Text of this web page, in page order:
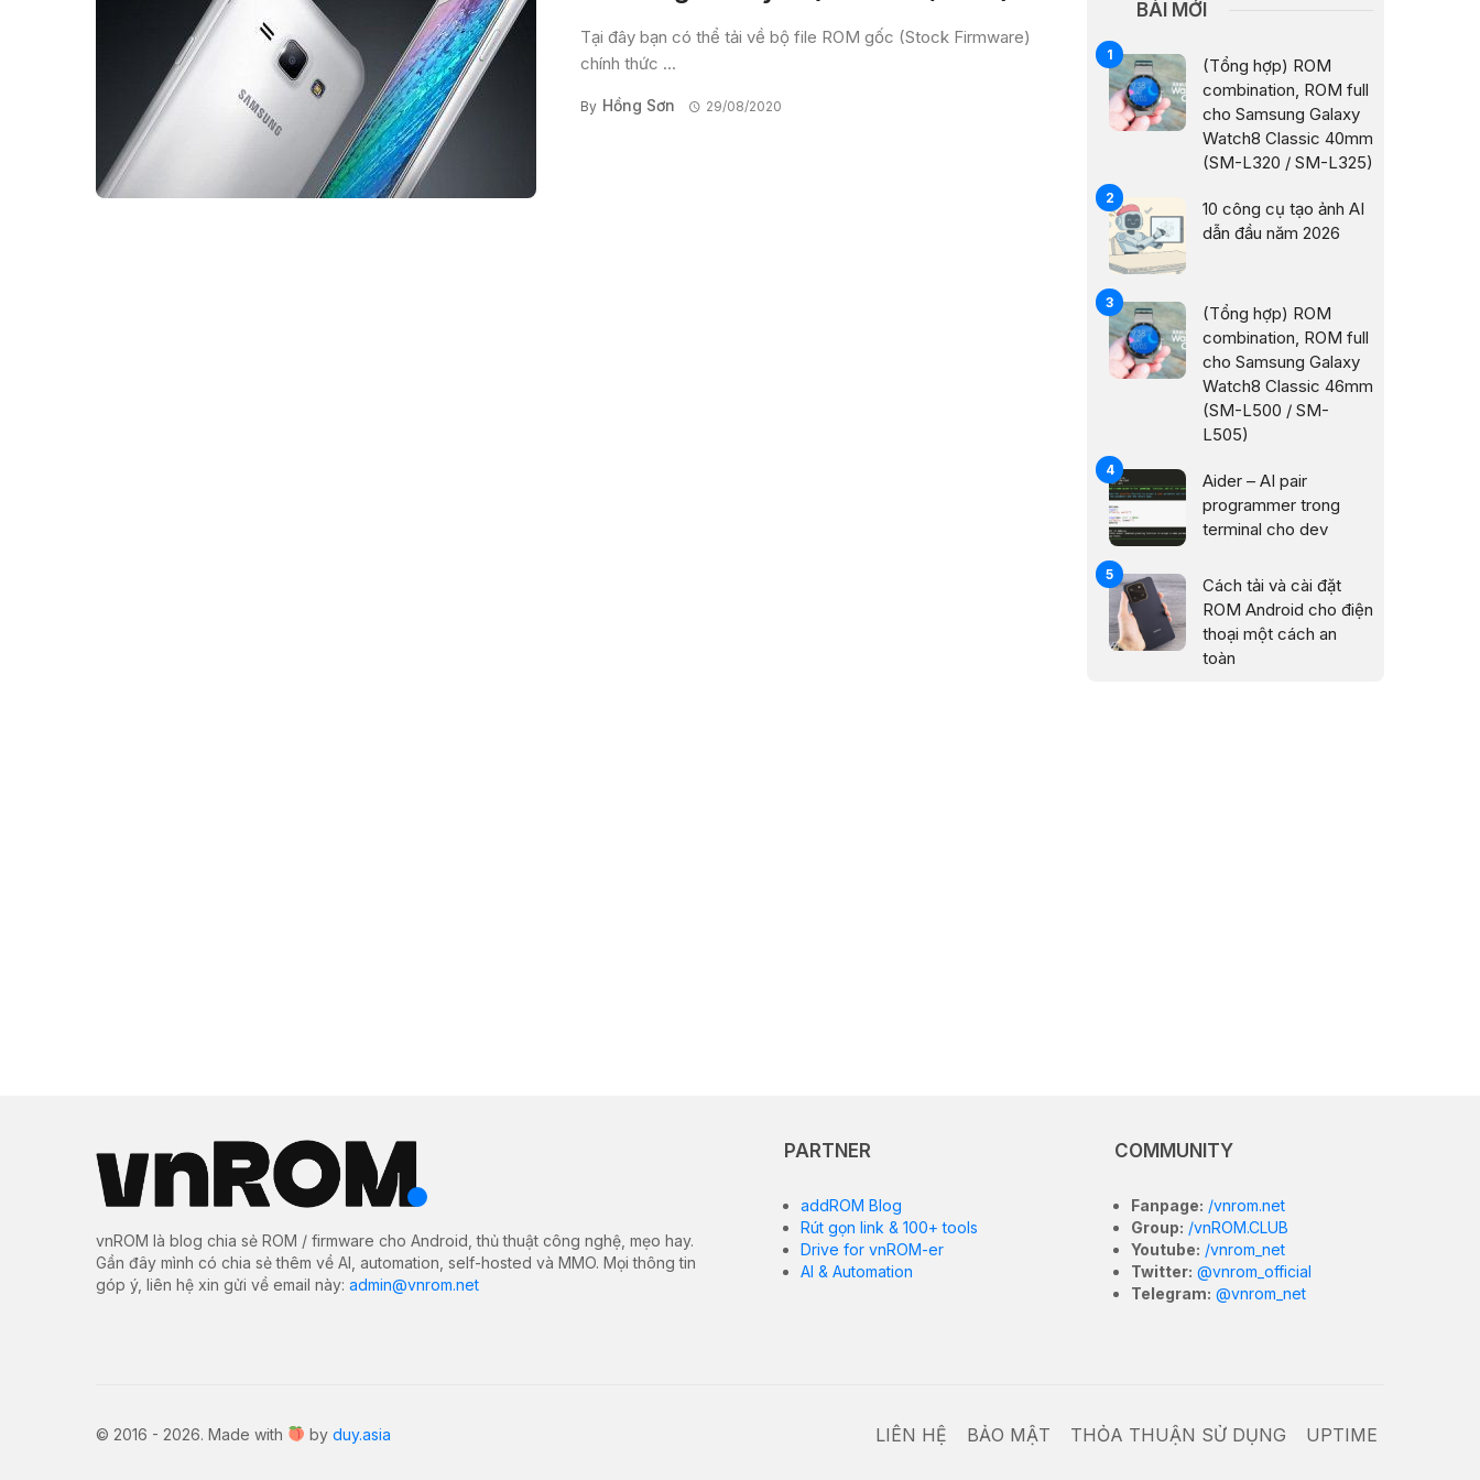
Tại đây bạn có thể tải về bộ file ROM gốc (Stock Firmware)
chính thức ...
By Hồng Sơn 29/08/2020
BÀI MỚI
(Tổng hợp) ROM
combination, ROM full
cho Samsung Galaxy
Watch8 Classic 40mm
(SM-L320 / SM-L325)
10 công cụ tạo ảnh AI
dẫn đầu năm 2026
(Tổng hợp) ROM
combination, ROM full
cho Samsung Galaxy
Watch8 Classic 46mm
(SM-L500 / SM-
L505)
Aider – AI pair
programmer trong
terminal cho dev
Cách tải và cài đặt
ROM Android cho điện
thoại một cách an
toàn
vnROM là blog chia sẻ ROM / firmware cho Android, thủ thuật công nghệ, mẹo hay.
Gần đây mình có chia sẻ thêm về AI, automation, self-hosted và MMO. Mọi thông tin
góp ý, liên hệ xin gửi về email này: admin@vnrom.net
PARTNER
addROM Blog
Rút gọn link & 100+ tools
Drive for vnROM-er
AI & Automation
COMMUNITY
Fanpage: /vnrom.net
Group: /vnROM.CLUB
Youtube: /vnrom_net
Twitter: @vnrom_official
Telegram: @vnrom_net
© 2016 - 2026. Made with by duy.asia LIÊN HỆ BẢO MẬT THỎA THUẬN SỬ DỤNG UPTIME